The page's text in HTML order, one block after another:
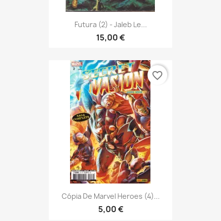
Futura (2) - Jaleb Le...
15,00 €
Cópia De Marvel Heroes (4)...
5,00 €
favorite_border